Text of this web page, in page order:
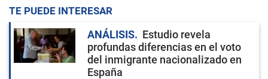
TE PUEDE INTERESAR
ANÁLISIS
Estudio revela
profundas diferencias en el voto
del inmigrante nacionalizado en
España